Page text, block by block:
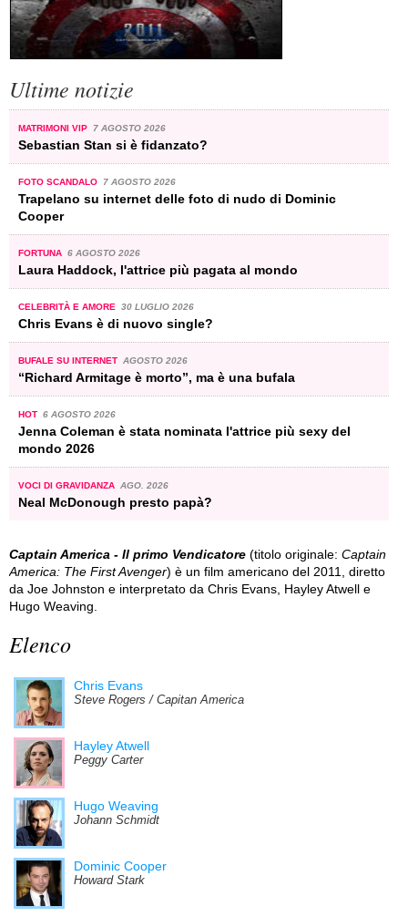
Ultime notizie
MATRIMONI VIP 7 AGOSTO 2026
Sebastian Stan si è fidanzato?
FOTO SCANDALO 7 AGOSTO 2026
Trapelano su internet delle foto di nudo di Dominic
Cooper
FORTUNA 6 AGOSTO 2026
Laura Haddock, l'attrice più pagata al mondo
CELEBRITÀ E AMORE 30 LUGLIO 2026
Chris Evans è di nuovo single?
BUFALE SU INTERNET AGOSTO 2026
“Richard Armitage è morto”, ma è una bufala
HOT 6 AGOSTO 2026
Jenna Coleman è stata nominata l'attrice più sexy del
mondo 2026
VOCI DI GRAVIDANZA AGO. 2026
Neal McDonough presto papà?
Captain America - Il primo Vendicatore (titolo originale: Captain
America: The First Avenger) è un film americano del 2011, diretto
da Joe Johnston e interpretato da Chris Evans, Hayley Atwell e
Hugo Weaving.
Elenco
Chris Evans
Steve Rogers / Capitan America
Hayley Atwell
Peggy Carter
Hugo Weaving
Johann Schmidt
Dominic Cooper
Howard Stark